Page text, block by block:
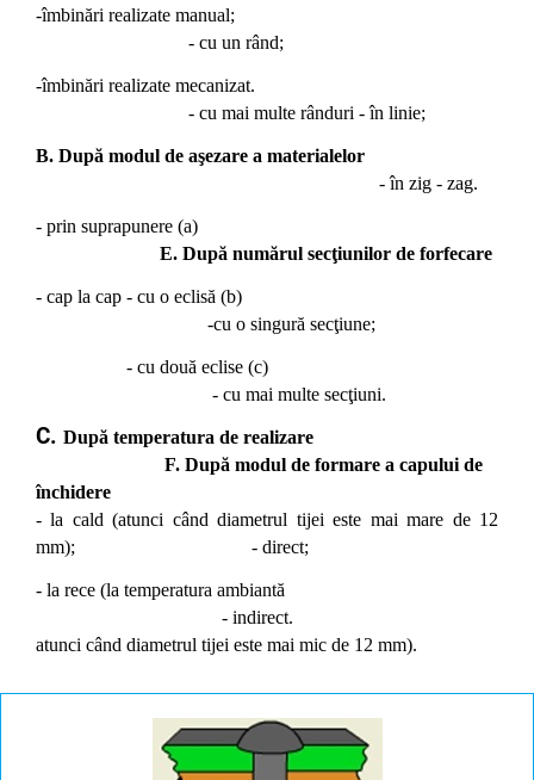
-îmbinări realizate manual;
- cu un rând;
-îmbinări realizate mecanizat.
- cu mai multe rânduri - în linie;
B. După modul de aşezare a materialelor
- în zig - zag.
- prin suprapunere (a)
E. După numărul secţiunilor de forfecare
- cap la cap - cu o eclisă (b)
-cu o singură secţiune;
- cu două eclise (c)
- cu mai multe secţiuni.
C. După temperatura de realizare
F. După modul de formare a capului de
închidere
- la cald (atunci când diametrul tijei este mai mare de 12
mm); - direct;
- la rece (la temperatura ambiantă
- indirect.
atunci când diametrul tijei este mai mic de 12 mm).